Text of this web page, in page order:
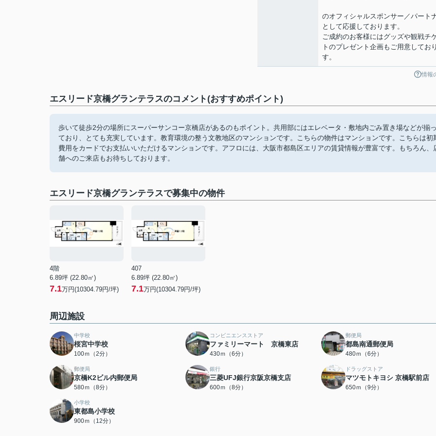
のオフィシャルスポンサー／パート
として応援しております。
ご成約のお客様にはグッズや観戦チ
トのプレゼント企画もご用意してお
す。
情報
エスリード京橋グランテラスのコメント(おすすめポイント)
歩いて徒歩2分の場所にスーパーサンコー京橋店があるのもポイント。共用部にはエレベータ・敷地内ごみ置き場などが揃っ
ており、とても充実しています。教育環境の整う文教地区のマンションです。こちらの物件はマンションです。こちらは初
費用をカードでお支払いいただけるマンションです。アフロには、大阪市都島区エリアの賃貸情報が豊富です。もちろん、
舗へのご来店もお待ちしております。
エスリード京橋グランテラスで募集中の物件
4階
6.89坪 (22.80㎡)
7.1万円(10304.79円/坪)
407
6.89坪 (22.80㎡)
7.1万円(10304.79円/坪)
周辺施設
中学校
桜宮中学校
100ｍ（2分）
コンビニエンスストア
ファミリーマート 京橋東店
430ｍ（6分）
郵便局
都島南通郵便局
480ｍ（6分）
郵便局
京橋K2ビル内郵便局
580ｍ（8分）
銀行
三菱UFJ銀行京阪京橋支店
600ｍ（8分）
ドラッグストア
マツモトキヨシ 京橋駅前店
650ｍ（9分）
小学校
東都島小学校
900ｍ（12分）